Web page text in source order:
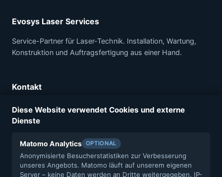
Evosys Laser Services
Service-Partner für Laser-Technik. Installation, Wartung,
Konstruktion und Auftragsfertigung aus einer Hand.
Kontakt
Evosys Laser Services GmbH
Felix-Klein-Str. 75A
Tel.: +49 9131 40180-0
info@evosys-services.com
Diese Website verwendet Cookies und externe
Dienste
Matomo Analytics OPTIONAL
Anonymisierte Besucherstatistiken zur Verbesserung
unseres Angebots. Matomo läuft auf unserem eigenen
Server – keine Daten werden an Dritte weitergegeben. IP-